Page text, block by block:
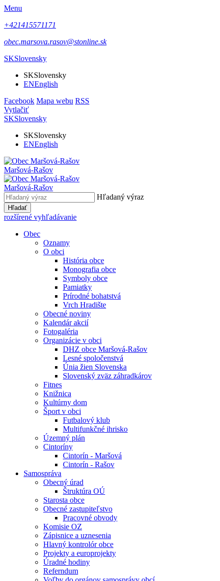
Menu
+421415571171
obec.marsova.rasov@stonline.sk
SKSlovensky
SKSlovensky
ENEnglish
Facebook Mapa webu RSS
Vytlačiť
SKSlovensky
SKSlovensky
ENEnglish
Maršová-Rašov
Maršová-Rašov
Hľadaný výraz
Hľadať
rozšírené vyhľadávanie
Obec
Oznamy
O obci
História obce
Monografia obce
Symboly obce
Pamiatky
Prírodné bohatstvá
Vrch Hradište
Obecné noviny
Kalendár akcií
Fotogaléria
Organizácie v obci
DHZ obce Maršová-Rašov
Lesné spoločenstvá
Únia žien Slovenska
Slovenský zväz záhradkárov
Fitnes
Knižnica
Kultúrny dom
Šport v obci
Futbalový klub
Multifunkčné ihrisko
Územný plán
Cintoríny
Cintorín - Maršová
Cintorín - Rašov
Samospráva
Obecný úrad
Štruktúra OÚ
Starosta obce
Obecné zastupiteľstvo
Pracovné obvody
Komisie OZ
Zápisnice a uznesenia
Hlavný kontrolór obce
Projekty a europrojekty
Úradné hodiny
Referndum